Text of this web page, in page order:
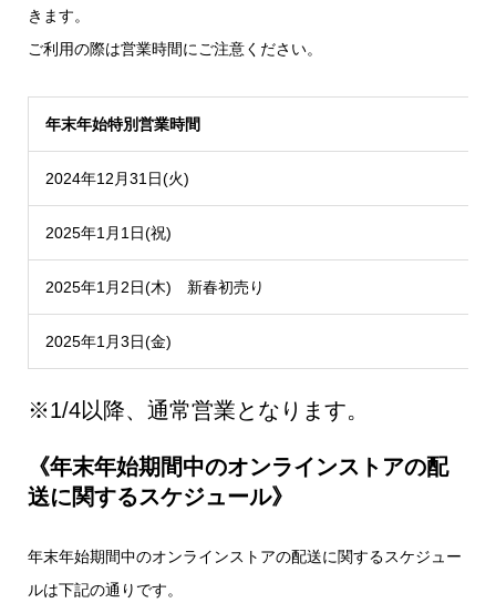
きます。
ご利用の際は営業時間にご注意ください。
年末年始特別営業時間
2024年12月31日(火)
2025年1月1日(祝)
2025年1月2日(木) 新春初売り
2025年1月3日(金)
※1/4以降、通常営業となります。
《年末年始期間中のオンラインストアの配
送に関するスケジュール》
年末年始期間中のオンラインストアの配送に関するスケジュー
ルは下記の通りです。